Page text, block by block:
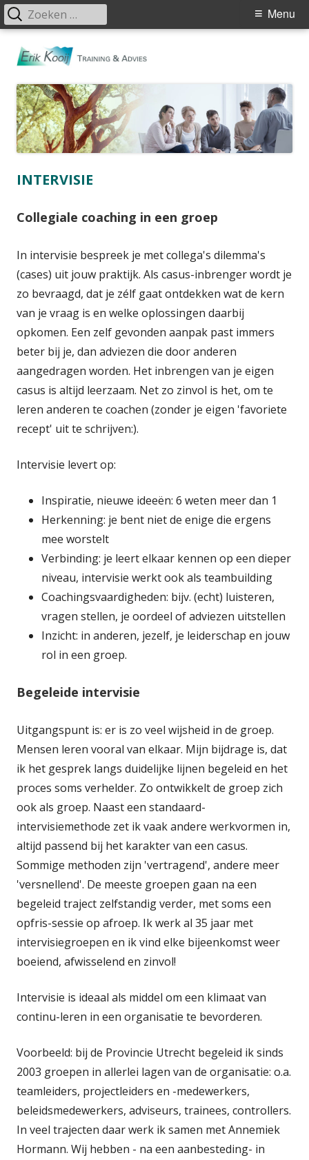
naar
inhoud
Training &
Advies
Veranderingsbegeleiding voor mensen in organisaties
Primair
menu
Menu
Zoeken
naar:
INTERVISIE
Collegiale coaching in een groep
In intervisie bespreek je met collega's dilemma's
(cases) uit jouw praktijk. Als casus-inbrenger wordt je
zo bevraagd, dat je zélf gaat ontdekken wat de kern
van je vraag is en welke oplossingen daarbij
opkomen. Een zelf gevonden aanpak past immers
beter bij je, dan adviezen die door anderen
aangedragen worden. Het inbrengen van je eigen
casus is altijd leerzaam. Net zo zinvol is het, om te
leren anderen te coachen (zonder je eigen 'favoriete
recept' uit te schrijven:).
Intervisie levert op:
Inspiratie, nieuwe ideeën: 6 weten meer dan 1
Herkenning: je bent niet de enige die ergens
mee worstelt
Verbinding: je leert elkaar kennen op een dieper
niveau, intervisie werkt ook als teambuilding
Coachingsvaardigheden: bijv. (echt) luisteren,
vragen stellen, je oordeel of adviezen uitstellen
Inzicht: in anderen, jezelf, je leiderschap en jouw
rol in een groep.
Begeleide intervisie
Uitgangspunt is: er is zo veel wijsheid in de groep.
Mensen leren vooral van elkaar. Mijn bijdrage is, dat
ik het gesprek langs duidelijke lijnen begeleid en het
proces soms verhelder. Zo ontwikkelt de groep zich
ook als groep. Naast een standaard-
intervisiemethode zet ik vaak andere werkvormen in,
altijd passend bij het karakter van een casus.
Sommige methoden zijn 'vertragend', andere meer
'versnellend'. De meeste groepen gaan na een
begeleid traject zelfstandig verder, met soms een
opfris-sessie op afroep. Ik werk al 35 jaar met
intervisiegroepen en ik vind elke bijeenkomst weer
boeiend, afwisselend en zinvol!
Intervisie is ideaal als middel om een klimaat van
continu-leren in een organisatie te bevorderen.
Voorbeeld: bij de Provincie Utrecht begeleid ik sinds
2003 groepen in allerlei lagen van de organisatie: o.a.
teamleiders, projectleiders en -medewerkers,
beleidsmedewerkers, adviseurs, trainees, controllers.
In veel trajecten daar werk ik samen met Annemiek
Hormann. Wij hebben - na een aanbesteding- in